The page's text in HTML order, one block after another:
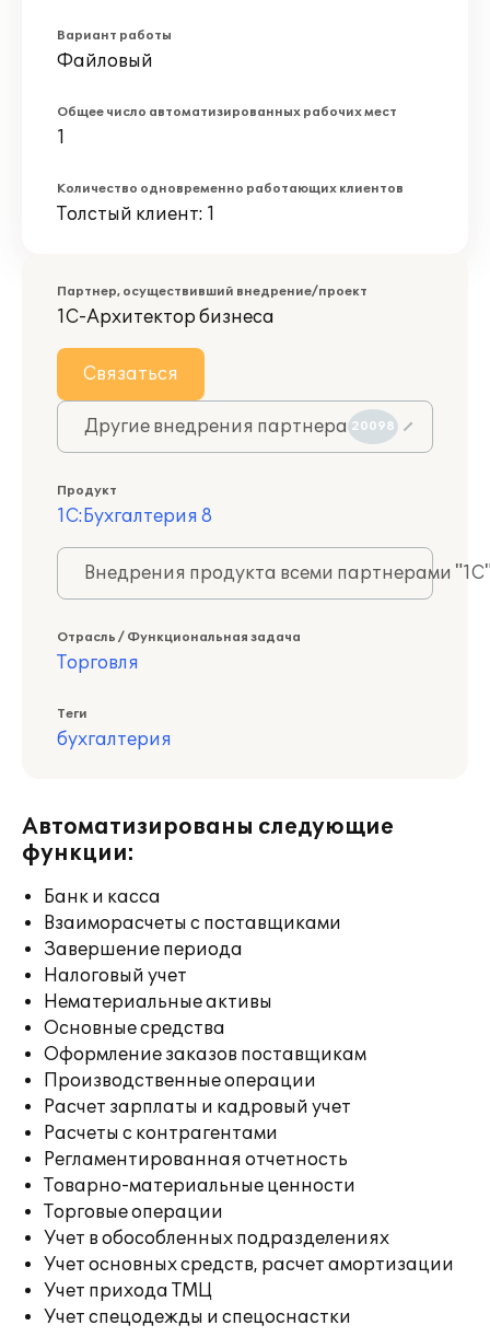
Вариант работы
Файловый
Общее число автоматизированных рабочих мест
1
Количество одновременно работающих клиентов
Толстый клиент: 1
Партнер, осуществивший внедрение/проект
1С-Архитектор бизнеса
Связаться
Другие внедрения партнера 20098
Продукт
1С:Бухгалтерия 8
Внедрения продукта всеми партнерами
Отрасль / Функциональная задача
Торговля
Теги
бухгалтерия
Автоматизированы следующие
функции:
Банк и касса
Взаиморасчеты с поставщиками
Завершение периода
Налоговый учет
Нематериальные активы
Основные средства
Оформление заказов поставщикам
Производственные операции
Расчет зарплаты и кадровый учет
Расчеты с контрагентами
Регламентированная отчетность
Товарно-материальные ценности
Торговые операции
Учет в обособленных подразделениях
Учет основных средств, расчет амортизации
Учет прихода ТМЦ
Учет спецодежды и спецоснастки